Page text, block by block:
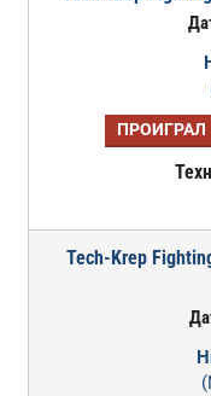
ПРОИГРАЛ
Tech-Krep